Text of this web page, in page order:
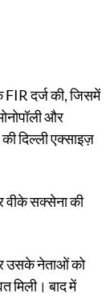
दर्ज की, जिसमें
और
दिल्ली एक्साइज़
वीके सक्सेना की
उसके नेताओं को
मिली। बाद में